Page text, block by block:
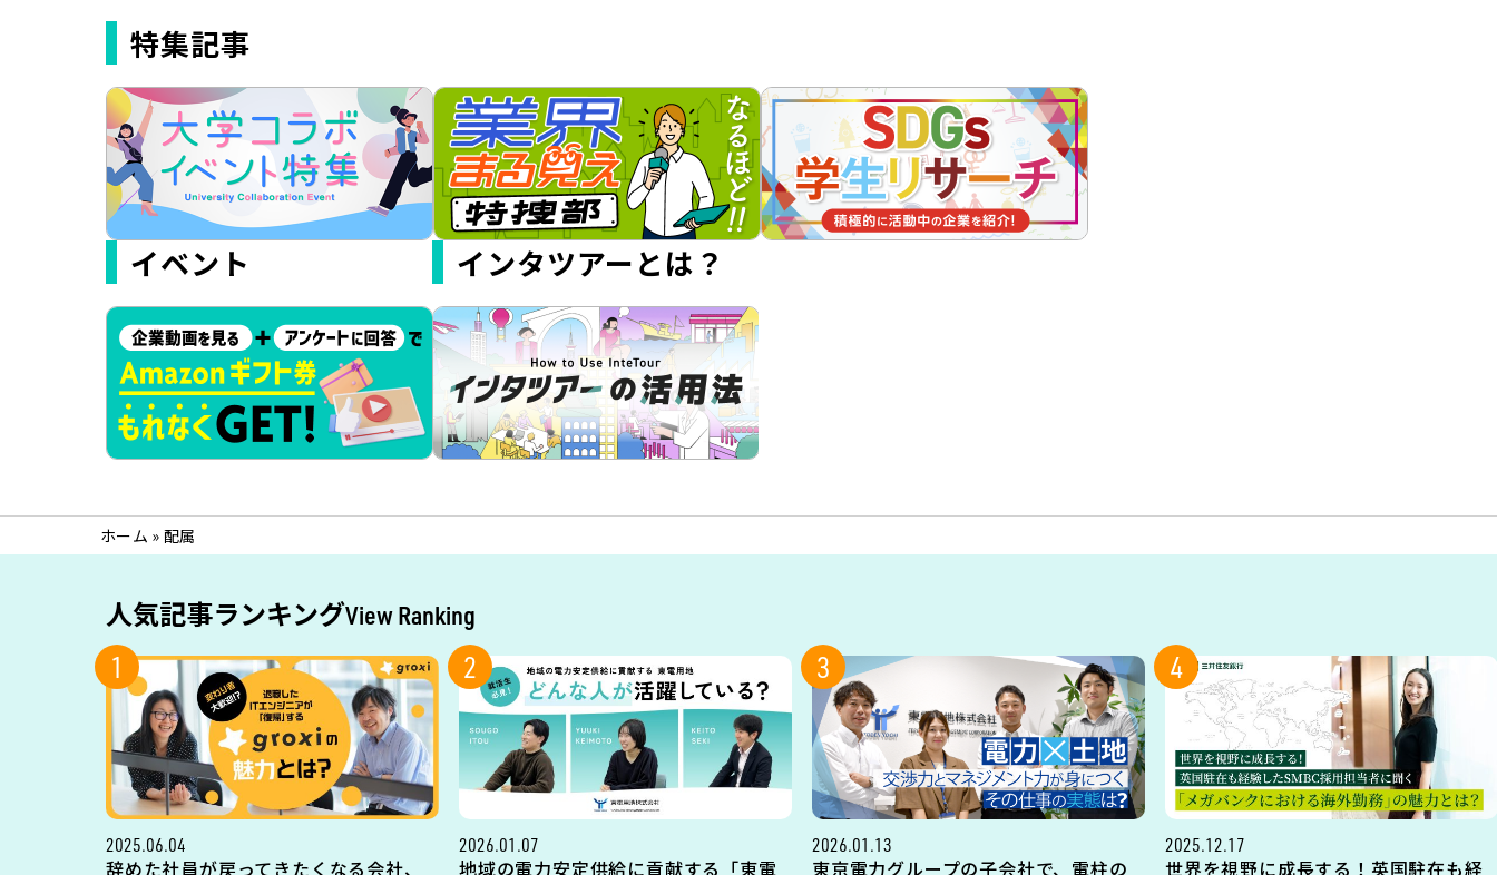
特集記事
イベント インタツアーとは？
ホーム » 配属
人気記事ランキングView Ranking
1
2025.06.04
辞めた社員が戻ってきたくなる会社、
2
2026.01.07
地域の電力安定供給に貢献する「東電
3
2026.01.13
東京電力グループの子会社で、電柱の
4
2025.12.17
世界を視野に成長する！英国駐在も経